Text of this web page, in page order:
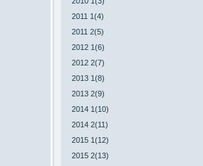
2011 1(4)
2011 2(5)
2012 1(6)
2012 2(7)
2013 1(8)
2013 2(9)
2014 1(10)
2014 2(11)
2015 1(12)
2015 2(13)